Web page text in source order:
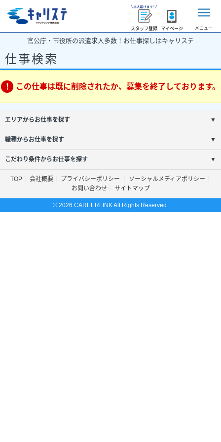
スタッフ登録 マイページ メニュー
官公庁・市役所の派遣求人多数！お仕事探しはキャリステ
仕事検索
この仕事は既に削除されたか、募集を終了しております。
エリアからお仕事を探す ▼
職種からお仕事を探す ▼
こだわり条件からお仕事を探す ▼
TOP 会社概要 プライバシーポリシー
ソーシャルメディアポリシー
お問い合わせ
サイトマップ
© 2026 CAREERLINK All Rights Reserved.